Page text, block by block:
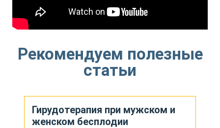
Рекомендуем полезные
статьи
Гирудотерапия при мужском и
женском бесплодии